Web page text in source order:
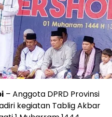
– Anggota DPRD Provinsi
kegiatan Tablig Akbar